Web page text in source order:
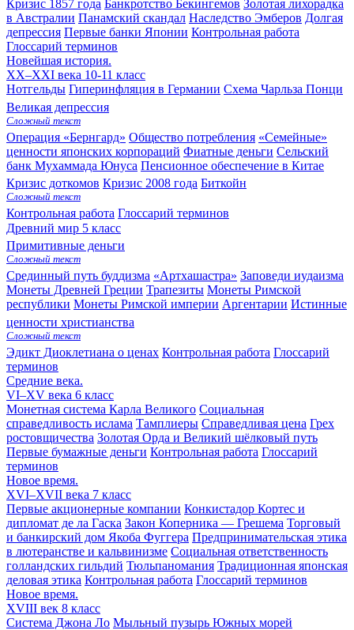
Кризис 1857 года Банкротство Бекингемов Золотая лихорадка
в Австралии Панамский скандал Наследство Эмберов Долгая
депрессия Первые банки Японии Контрольная работа
Глоссарий терминов
Новейшая история.
XX–XXI века 10-11 класс
Нотгельды Гиперинфляция в Германии Схема Чарльза Понци
Великая депрессия
Сложный текст
Операция «Бернгард» Общество потребления «Семейные»
ценности японских корпораций Фиатные деньги Сельский
банк Мухаммада Юнуса Пенсионное обеспечение в Китае
Кризис доткомов Кризис 2008 года Биткойн
Сложный текст
Контрольная работа Глоссарий терминов
Древний мир 5 класс
Примитивные деньги
Сложный текст
Срединный путь буддизма «Артхашастра» Заповеди иудаизма
Монеты Древней Греции Трапезиты Монеты Римской
республики Монеты Римской империи Аргентарии Истинные
ценности христианства
Сложный текст
Эдикт Диоклетиана о ценах Контрольная работа Глоссарий
терминов
Средние века.
VI–XV века 6 класс
Монетная система Карла Великого Социальная
справедливость ислама Тамплиеры Справедливая цена Грех
ростовщичества Золотая Орда и Великий шёлковый путь
Первые бумажные деньги Контрольная работа Глоссарий
терминов
Новое время.
XVI–XVII века 7 класс
Первые акционерные компании Конкистадор Кортес и
дипломат де ла Гаска Закон Коперника — Грешема Торговый
и банкирский дом Якоба Фуггера Предпринимательская этика
в лютеранстве и кальвинизме Социальная ответственность
голландских гильдий Тюльпаномания Традиционная японская
деловая этика Контрольная работа Глоссарий терминов
Новое время.
XVIII век 8 класс
Система Джона Ло Мыльный пузырь Южных морей